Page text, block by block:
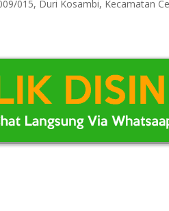
015, Duri Kosambi, Kecamatan